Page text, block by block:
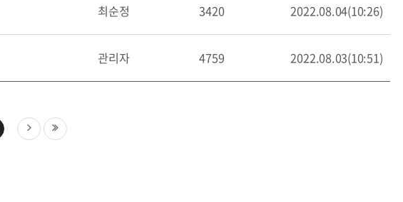
최순정 3420 2022.08.04(10:26)
관리자 4759 2022.08.03(10:51)